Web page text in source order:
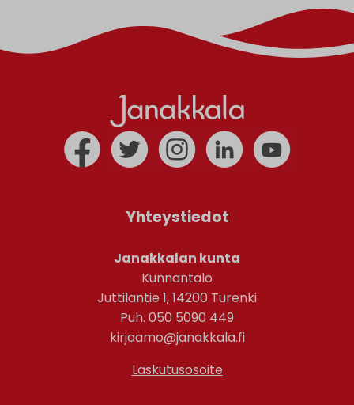
Yhteystiedot
Janakkalan kunta
Kunnantalo
Juttilantie 1, 14200 Turenki
Puh. 050 5090 449
kirjaamo@janakkala.fi
Laskutusosoite